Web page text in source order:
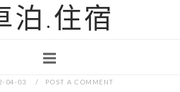
泊.住宿
04-03 POST A COMMENT